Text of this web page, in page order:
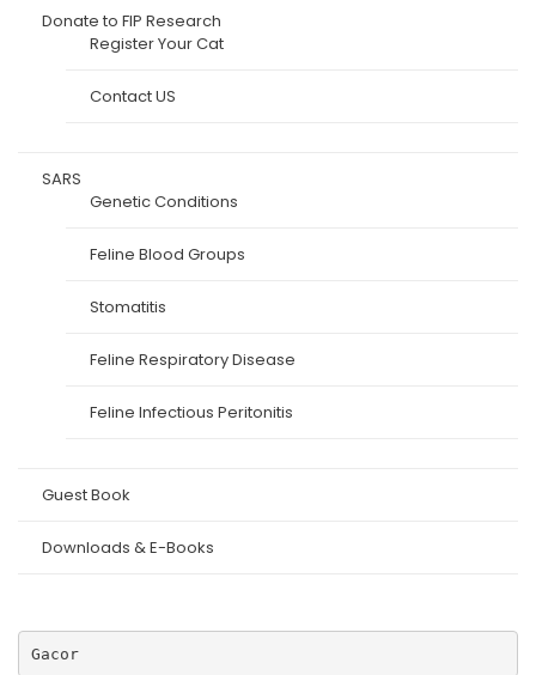
Donate to FIP Research
Register Your Cat
Contact US
SARS
Genetic Conditions
Feline Blood Groups
Stomatitis
Feline Respiratory Disease
Feline Infectious Peritonitis
Guest Book
Downloads & E-Books
Gacor